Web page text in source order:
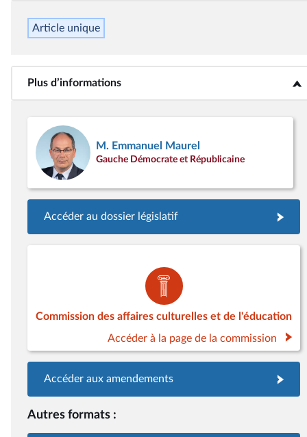
Article unique
Plus d’informations<b>Plus d’informations</b>
M. Emmanuel Maurel
Gauche Démocrate et Républicaine
Accéder au dossier législatif
Commission des affaires culturelles et de l'éducation
Accéder à la page de la commission
Accéder aux amendements
Autres formats :